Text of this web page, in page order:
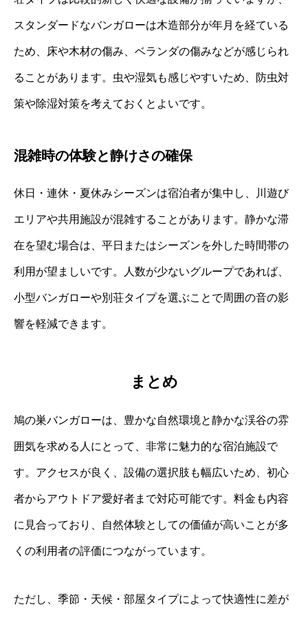
スタンダードなバンガローは木造部分が年月を経ている
ため、床や木材の傷み、ベランダの傷みなどが感じられ
ることがあります。虫や湿気も感じやすいため、防虫対
策や除湿対策を考えておくとよいです。
混雑時の体験と静けさの確保
休日・連休・夏休みシーズンは宿泊者が集中し、川遊び
エリアや共用施設が混雑することがあります。静かな滞
在を望む場合は、平日またはシーズンを外した時間帯の
利用が望ましいです。人数が少ないグループであれば、
小型バンガローや別荘タイプを選ぶことで周囲の音の影
響を軽減できます。
まとめ
鳩の巣バンガローは、豊かな自然環境と静かな渓谷の雰
囲気を求める人にとって、非常に魅力的な宿泊施設で
す。アクセスが良く、設備の選択肢も幅広いため、初心
者からアウトドア愛好者まで対応可能です。料金も内容
に見合っており、自然体験としての価値が高いことが多
くの利用者の評価につながっています。
ただし、季節・天候・部屋タイプによって快適性に差が